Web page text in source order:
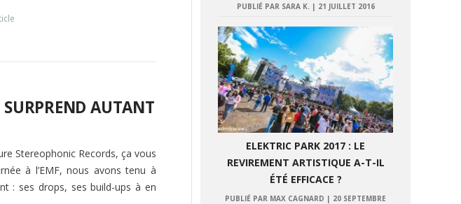
AUTANT
Stereophonic Records, ça vous
à l’EMF, nous avons tenu à
: ses drops, ses build-ups à en
PUBLIÉ PAR SARA K. | 21 JUILLET 2016
ELEKTRIC PARK 2017 : LE
REVIREMENT ARTISTIQUE A-T-IL
ÉTÉ EFFICACE ?
PUBLIÉ PAR MAX CAGNARD | 20 SEPTEMBRE